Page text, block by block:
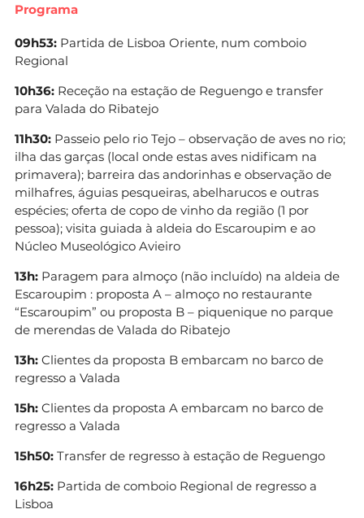
Programa
09h53: Partida de Lisboa Oriente, num comboio
Regional
10h36: Receção na estação de Reguengo e transfer
para Valada do Ribatejo
11h30: Passeio pelo rio Tejo – observação de aves no rio;
ilha das garças (local onde estas aves nidificam na
primavera); barreira das andorinhas e observação de
milhafres, águias pesqueiras, abelharucos e outras
espécies; oferta de copo de vinho da região (1 por
pessoa); visita guiada à aldeia do Escaroupim e ao
Núcleo Museológico Avieiro
13h: Paragem para almoço (não incluído) na aldeia de
Escaroupim : proposta A – almoço no restaurante
“Escaroupim” ou proposta B – piquenique no parque
de merendas de Valada do Ribatejo
13h: Clientes da proposta B embarcam no barco de
regresso a Valada
15h: Clientes da proposta A embarcam no barco de
regresso a Valada
15h50: Transfer de regresso à estação de Reguengo
16h25: Partida de comboio Regional de regresso a
Lisboa